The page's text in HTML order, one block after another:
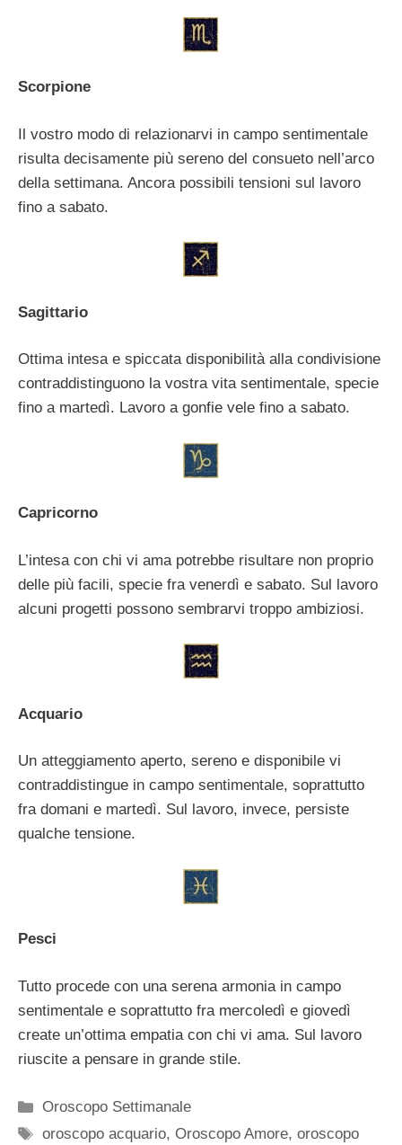
Scorpione
Il vostro modo di relazionarvi in campo sentimentale
risulta decisamente più sereno del consueto nell’arco
della settimana. Ancora possibili tensioni sul lavoro
fino a sabato.
Sagittario
Ottima intesa e spiccata disponibilità alla condivisione
contraddistinguono la vostra vita sentimentale, specie
fino a martedì. Lavoro a gonfie vele fino a sabato.
Capricorno
L’intesa con chi vi ama potrebbe risultare non proprio
delle più facili, specie fra venerdì e sabato. Sul lavoro
alcuni progetti possono sembrarvi troppo ambiziosi.
Acquario
Un atteggiamento aperto, sereno e disponibile vi
contraddistingue in campo sentimentale, soprattutto
fra domani e martedì. Sul lavoro, invece, persiste
qualche tensione.
Pesci
Tutto procede con una serena armonia in campo
sentimentale e soprattutto fra mercoledì e giovedì
create un’ottima empatia con chi vi ama. Sul lavoro
riuscite a pensare in grande stile.
Categorie
Oroscopo Settimanale
Tag
oroscopo acquario,Oroscopo Amore,oroscopo